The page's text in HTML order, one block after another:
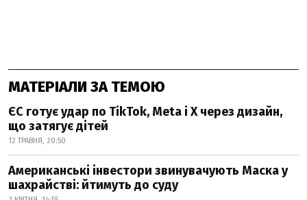
МАТЕРІАЛИ ЗА ТЕМОЮ
ЄС готує удар по TikTok, Meta і X через дизайн,
що затягує дітей
12 ТРАВНЯ, 20:50
Американські інвестори звинувачують Маска у
шахрайстві: йтимуть до суду